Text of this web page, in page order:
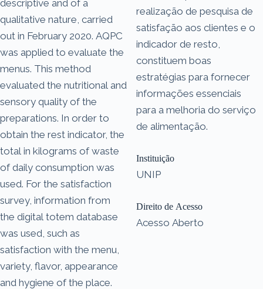
descriptive and of a
qualitative nature, carried
out in February 2020. AQPC
was applied to evaluate the
menus. This method
evaluated the nutritional and
sensory quality of the
preparations. In order to
obtain the rest indicator, the
total in kilograms of waste
of daily consumption was
used. For the satisfaction
survey, information from
the digital totem database
was used, such as
satisfaction with the menu,
variety, flavor, appearance
and hygiene of the place.
realização de pesquisa de
satisfação aos clientes e o
indicador de resto,
constituem boas
estratégias para fornecer
informações essenciais
para a melhoria do serviço
de alimentação.
Instituição
UNIP
Direito de Acesso
Acesso Aberto